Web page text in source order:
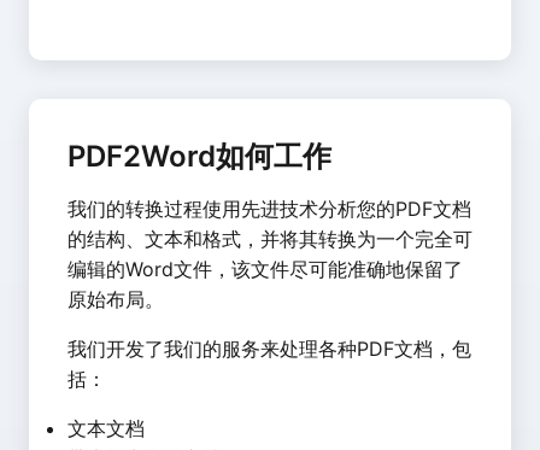
PDF2Word如何工作
我们的转换过程使用先进技术分析您的PDF文档
的结构、文本和格式，并将其转换为一个完全可
编辑的Word文件，该文件尽可能准确地保留了
原始布局。
我们开发了我们的服务来处理各种PDF文档，包
括：
文本文档